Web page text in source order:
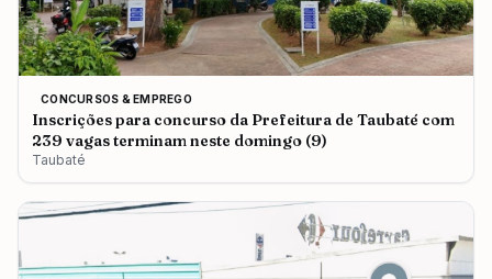
CONCURSOS & EMPREGO
Inscrições para concurso da Prefeitura de Taubaté com
239 vagas terminam neste domingo (9)
Taubaté